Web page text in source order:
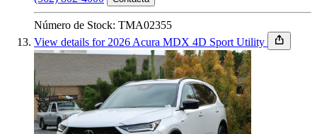
Número de Stock: TMA02355
View details for 2026 Acura MDX 4D Sport Utility